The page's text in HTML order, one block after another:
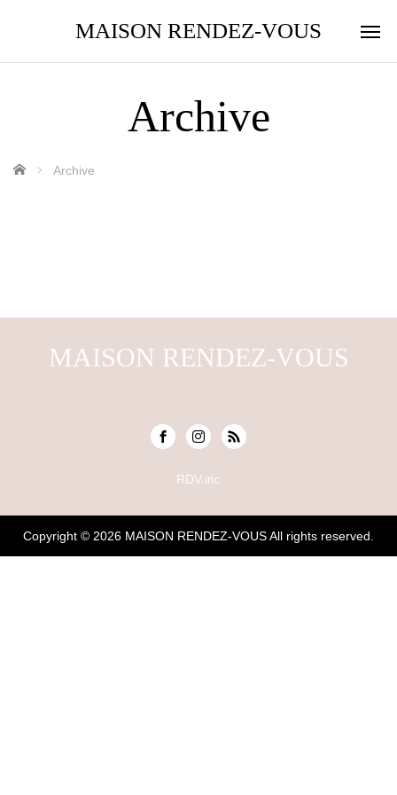
MAISON RENDEZ-VOUS
Archive
ホーム Archive
MAISON RENDEZ-VOUS
RDV.inc
Copyright © 2026 MAISON RENDEZ-VOUSAll rights reserved.